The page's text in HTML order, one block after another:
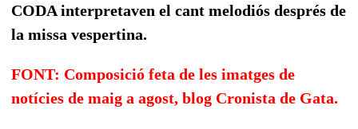
CODA interpretaven el cant melodiós després de
la missa vespertina.
FONT: Composició feta de les imatges de
notícies de maig a agost, blog Cronista de Gata.